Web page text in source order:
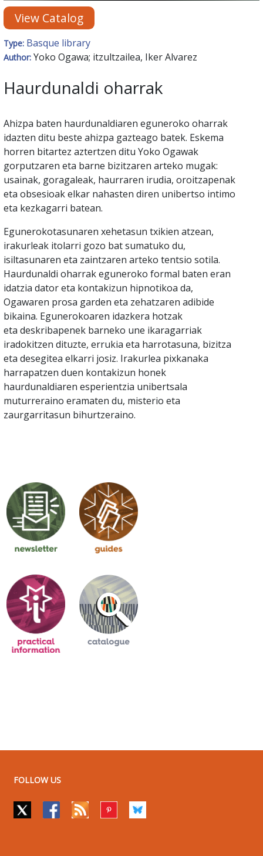
View Catalog
Type: Basque library
Author: Yoko Ogawa; itzultzailea, Iker Alvarez
Haurdunaldi oharrak
Ahizpa baten haurdunaldiaren eguneroko oharrak
idazten ditu beste ahizpa gazteago batek. Eskema
horren bitartez aztertzen ditu Yoko Ogawak
gorputzaren eta barne bizitzaren arteko mugak:
usainak, goragaleak, haurraren irudia, oroitzapenak
eta obsesioak elkar nahasten diren unibertso intimo
eta kezkagarri batean.
Egunerokotasunaren xehetasun txikien atzean,
irakurleak itolarri gozo bat sumatuko du,
isiltasunaren eta zaintzaren arteko tentsio sotila.
Haurdunaldi oharrak eguneroko formal baten eran
idatzia dator eta kontakizun hipnotikoa da,
Ogawaren prosa garden eta zehatzaren adibide
bikaina. Egunerokoaren idazkera hotzak
eta deskribapenek barneko une ikaragarriak
iradokitzen dituzte, errukia eta harrotasuna, bizitza
eta desegitea elkarri josiz. Irakurlea pixkanaka
harrapatzen duen kontakizun honek
haurdunaldiaren esperientzia unibertsala
muturreraino eramaten du, misterio eta
zaurgarritasun bihurtzeraino.
FOLLOW US